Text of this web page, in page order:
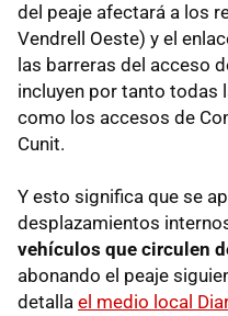
del peaje afectará a los
Vendrell Oeste) y el
las barreras del acceso
incluyen por tanto todas
como los accesos de
Cunit.
Y esto significa que se
desplazamientos
vehículos que circulen
abonando el peaje
detalla el medio local